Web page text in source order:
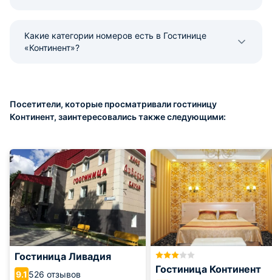
Какие категории номеров есть в Гостинице
«Континент»?
Посетители, которые просматривали гостиницу
Континент, заинтересовались также следующими:
Гостиница Ливадия
9.1 526 отзывов
Гостиница Континент